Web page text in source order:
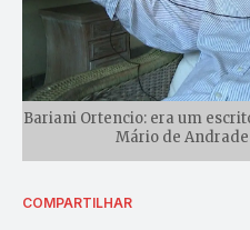
Bariani Ortencio: era um
Mário de
COMPARTILHAR